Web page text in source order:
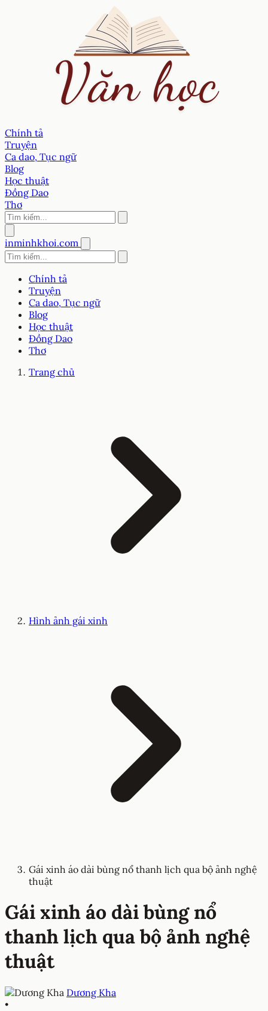
Chính tả
Truyện
Ca dao, Tục ngữ
Blog
Học thuật
Đồng Dao
Thơ
inminhkhoi.com
Chính tả
Truyện
Ca dao, Tục ngữ
Blog
Học thuật
Đồng Dao
Thơ
Trang chủ
Hình ảnh gái xinh
Gái xinh áo dài bùng nổ thanh lịch qua bộ ảnh nghệ
thuật
Gái xinh áo dài bùng nổ
thanh lịch qua bộ ảnh nghệ
thuật
Dương Kha
•